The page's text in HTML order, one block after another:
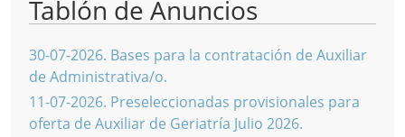
Tablón de Anuncios
30-07-2026. Bases para la contratación de Auxiliar
de Administrativa/o.
11-07-2026. Preseleccionadas provisionales para
oferta de Auxiliar de Geriatría Julio 2026.